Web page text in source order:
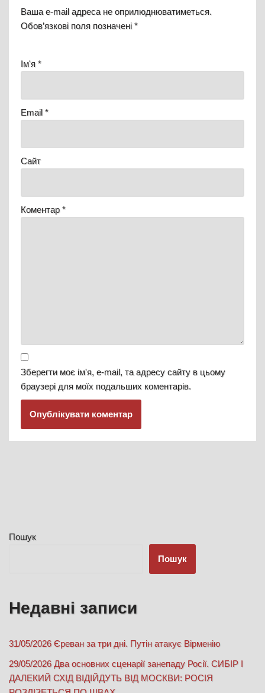
Ваша e-mail адреса не оприлюднюватиметься.
Обов’язкові поля позначені *
Ім'я *
Email *
Сайт
Коментар*
Зберегти моє ім'я, e-mail, та адресу сайту в цьому
браузері для моїх подальших коментарів.
Пошук
Пошук
Недавні записи
31/05/2026 Єреван за три дні. Путін атакує Вірменію
29/05/2026 Два основних сценарії занепаду Росії. СИБІР І
ДАЛЕКИЙ СХІД ВІДІЙДУТЬ ВІД МОСКВИ: РОСІЯ